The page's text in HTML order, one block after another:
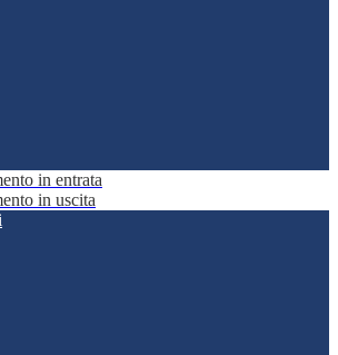
in entrata
in uscita